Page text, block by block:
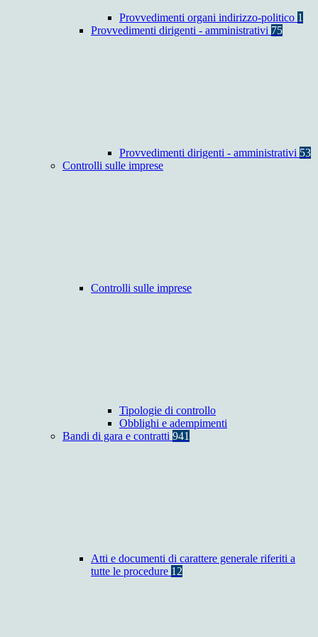
Provvedimenti organi indirizzo-politico 1
Provvedimenti dirigenti - amministrativi 75
Provvedimenti dirigenti - amministrativi 53
Controlli sulle imprese
Controlli sulle imprese
Tipologie di controllo
Obblighi e adempimenti
Bandi di gara e contratti 941
Atti e documenti di carattere generale riferiti a
tutte le procedure 12